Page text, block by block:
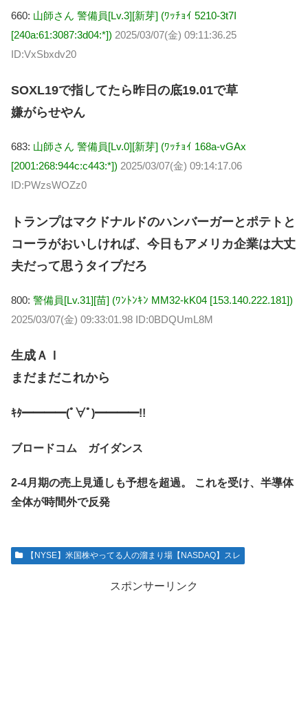
660: 山師さん 警備員[Lv.3][新芽] (ﾜｯﾁｮｲ 5210-3t7I
[240a:61:3087:3d04:*]) 2025/03/07(金) 09:11:36.25
ID:VxSbxdv20
SOXL19で指してたら昨日の底19.01で草
嫌がらせやん
683: 山師さん 警備員[Lv.0][新芽] (ﾜｯﾁｮｲ 168a-vGAx
[2001:268:944c:c443:*]) 2025/03/07(金) 09:14:17.06
ID:PWzsWOZz0
トランプはマクドナルドのハンバーガーとポテトと
コーラがおいしければ、今日もアメリカ企業は大丈
夫だって思うタイプだろ
800: 警備員[Lv.31][苗] (ﾜﾝﾄﾝｷﾝ MM32-kK04 [153.140.222.181])
2025/03/07(金) 09:33:01.98 ID:0BDQUmL8M
生成ＡＩ
まだまだこれから
ｷﾀ━━━━(ﾟ∀ﾟ)━━━━!!
ブロードコム ガイダンス
2-4月期の売上見通しも予想を超過。 これを受け、半導体
全体が時間外で反発
【NYSE】米国株やってる人の溜まり場【NASDAQ】スレ
スポンサーリンク